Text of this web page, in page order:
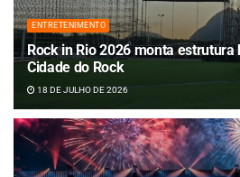
ENTRETENIMENTO
Rock in Rio 2026 monta estrutura
Cidade do Rock
18 DE JULHO DE 2026